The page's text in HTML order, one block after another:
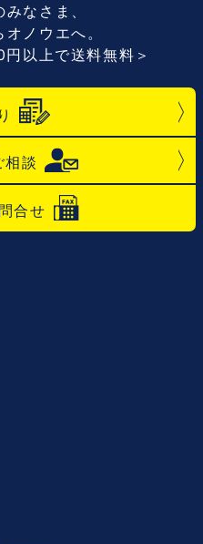
なさま、
ノウエへ。
以上で送料無料＞
相談
合せ